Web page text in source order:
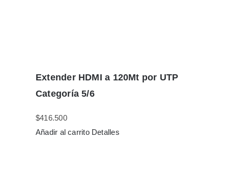
Extender HDMI a 120Mt por UTP
Categoría 5/6
$416.500
Añadir al carrito Detalles